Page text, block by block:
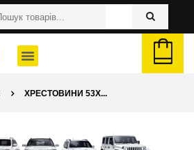
ХРЕСТОВИНИ 53X...